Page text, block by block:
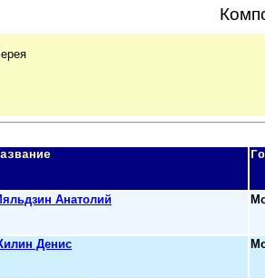
Анатолий
Денис